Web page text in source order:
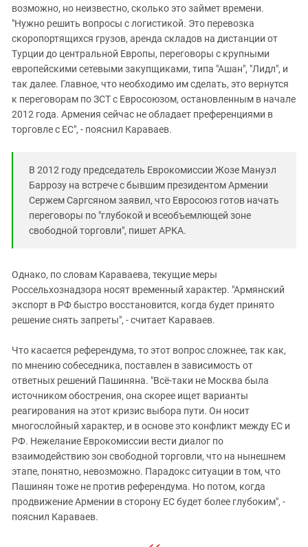
возможно, но неизвестно, сколько это займет времени.
"Нужно решить вопросы с логистикой. Это перевозка
скоропортящихся грузов, аренда складов на дистанции от
Турции до центральной Европы, переговоры с крупными
европейскими сетевыми закупщиками, типа "Ашан", "Лидл", и
так далее. ‎Главное, что необходимо им сделать, это вернутся
к переговорам по ЗСТ с Евросоюзом, остановленным в начале
2012 года. Армения сейчас не обладает преференциями в
торговле с ЕС", - пояснил Караваев.
В 2012 году председатель Еврокомиссии Жозе Мануэл
Баррозу на встрече с бывшим президентом Армении
Сержем Саргсяном заявил, что Евросоюз готов начать
переговоры по "глубокой и всеобъемлющей зоне
свободной торговли", пишет АРКА.
Однако, по словам Караваева, текущие меры
Россельхознадзора носят временный характер. "Армянский
экспорт в РФ быстро восстановится, когда будет принято
решение снять запреты", - считает Караваев.
Что касается референдума, то этот вопрос сложнее, так как,
по мнению собеседника, поставлен в зависимость от
ответных решений Пашиняна. "Всё-таки не Москва была
источником обострения, она скорее ищет варианты
реагирования на этот кризис выбора пути. Он носит
многослойный характер, и в основе это конфликт между ЕС и
РФ. Нежелание Еврокомиссии вести диалог по
взаимодействию зон свободной торговли, что на нынешнем
этапе, понятно, невозможно. Парадокс ситуации в том, что
Пашинян тоже не против референдума. Но потом, когда
продвижение Армении в сторону ЕС будет более глубоким", -
пояснил Караваев.